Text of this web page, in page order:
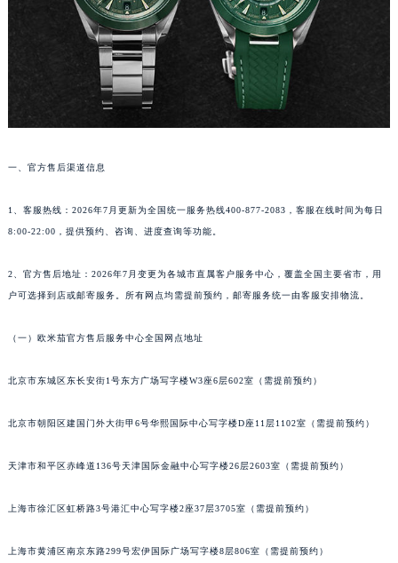
一、官方售后渠道信息
1、客服热线：2026年7月更新为全国统一服务热线400-877-2083，客服在线时间为每日
8:00-22:00，提供预约、咨询、进度查询等功能。
2、官方售后地址：2026年7月变更为各城市直属客户服务中心，覆盖全国主要省市，用
户可选择到店或邮寄服务。所有网点均需提前预约，邮寄服务统一由客服安排物流。
（一）欧米茄官方售后服务中心全国网点地址
北京市东城区东长安街1号东方广场写字楼W3座6层602室（需提前预约）
北京市朝阳区建国门外大街甲6号华熙国际中心写字楼D座11层1102室（需提前预约）
天津市和平区赤峰道136号天津国际金融中心写字楼26层2603室（需提前预约）
上海市徐汇区虹桥路3号港汇中心写字楼2座37层3705室（需提前预约）
上海市黄浦区南京东路299号宏伊国际广场写字楼8层806室（需提前预约）